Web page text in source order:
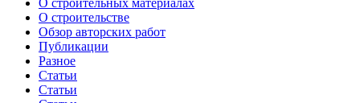
О строительстве
Обзор авторских работ
Публикации
Разное
Статьи
Статьи